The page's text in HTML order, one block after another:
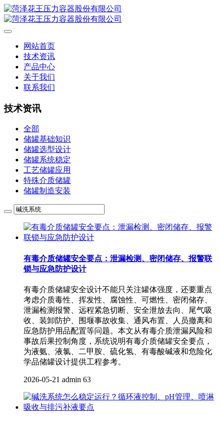
网站首页
技术资讯
产品中心
关于我们
联系我们
技术资讯
全部
储罐基础知识
储罐选型设计
储罐系统稳定
工艺储罐应用
特殊介质储罐
储罐制造安装
有毒介质储罐安全要点：泄漏检测、密闭储存、报警联
锁与应急防护设计
有毒介质储罐安全设计不能只关注罐体强度，还要重点
考虑介质毒性、挥发性、腐蚀性、可燃性、密闭储存、
泄漏检测报警、远程紧急切断、安全泄放去向、尾气吸
收、装卸防护、围堰事故收集、通风布置、人员撤离和
应急防护用品配置等问题。本文从有毒介质泄漏风险和
事故后果控制角度，系统说明有毒介质储罐安全要点，
为液氨、液氯、二甲胺、硫化氢、有毒酸碱液和危险化
学品储罐设计提供工程参考。
2026-05-21 admin 63